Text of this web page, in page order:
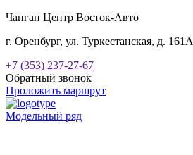
Чанган Центр Восток-Авто
г. Оренбург, ул. Туркестанская, д. 161А
+7 (353) 237-27-67
Обратный звонок
Проложить маршрут
Модельный ряд